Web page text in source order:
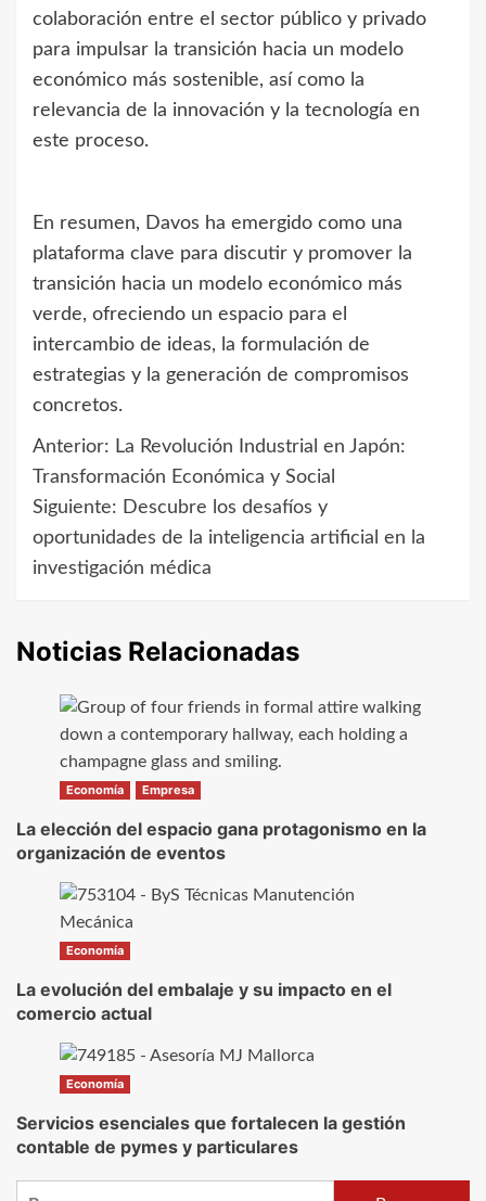
colaboración entre el sector público y privado
para impulsar la transición hacia un modelo
económico más sostenible, así como la
relevancia de la innovación y la tecnología en
este proceso.
En resumen, Davos ha emergido como una
plataforma clave para discutir y promover la
transición hacia un modelo económico más
verde, ofreciendo un espacio para el
intercambio de ideas, la formulación de
estrategias y la generación de compromisos
concretos.
Navegación
de
entradas
Anterior: La Revolución Industrial en Japón:
Transformación Económica y Social
Siguiente: Descubre los desafíos y
oportunidades de la inteligencia artificial en la
investigación médica
Noticias Relacionadas
Economía Empresa
La elección del espacio gana protagonismo en la
organización de eventos
Economía
La evolución del embalaje y su impacto en el
comercio actual
Economía
Servicios esenciales que fortalecen la gestión
contable de pymes y particulares